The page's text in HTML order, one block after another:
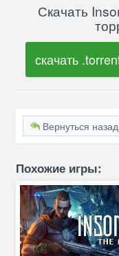
Скачать
скачать
Вернуться назад
Похожие игры: